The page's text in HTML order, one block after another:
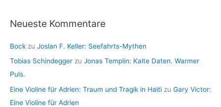
Neueste Kommentare
Bock zu Joslan F. Keller: Seefahrts-Mythen
Tobias Schindegger zu Jonas Templin: Kalte Daten. Warmer
Puls.
Eine Violine für Adrien: Traum und Tragik in Haiti zu Gary Victor:
Eine Violine für Adrien